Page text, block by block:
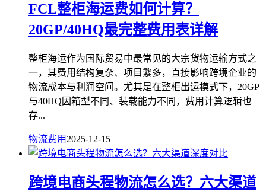
FCL整柜海运费如何计算？
20GP/40HQ最完整费用表详解
整柜海运作为国际贸易中最常见的大宗货物运输方式之
一，其费用结构复杂、项目繁多，直接影响跨境企业的
物流成本与利润空间。尤其是在整柜出运模式下，20GP
与40HQ因箱型不同、装载能力不同，费用计算逻辑也
存...
物流费用 2025-12-15
跨境电商头程物流怎么选？六大渠道